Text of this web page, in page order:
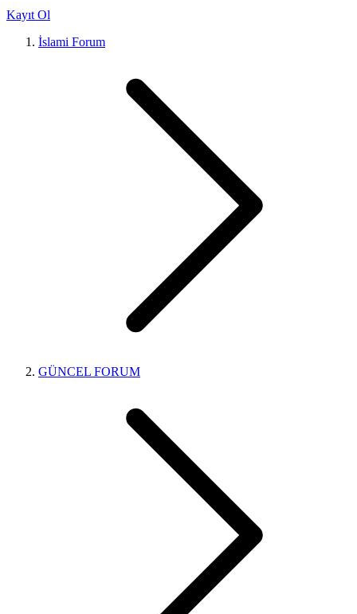
Kayıt Ol
İslami Forum
GÜNCEL FORUM